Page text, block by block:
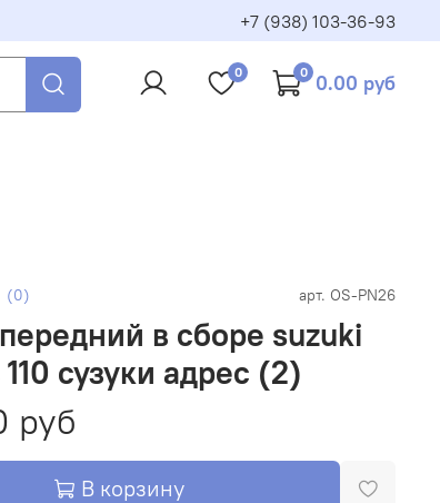
+7 (938) 103-36-93
0 0 0.00 руб
(0) арт. OS-PN26
в сборе suzuki
сузуки адрес (2)
руб
В корзину